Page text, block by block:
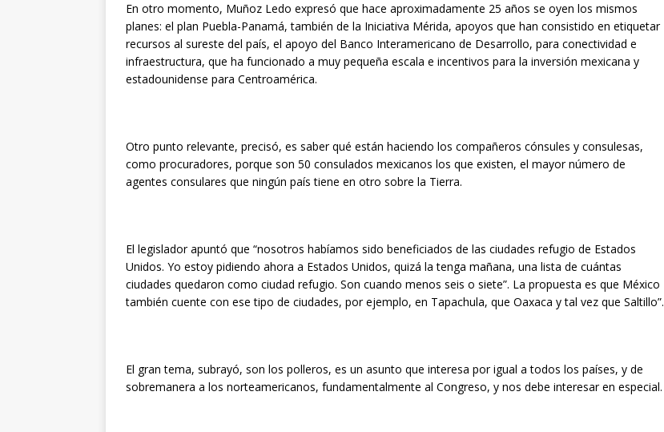
En otro momento, Muñoz Ledo expresó que hace aproximadamente 25 años se oyen los mismos
planes: el plan Puebla-Panamá, también de la Iniciativa Mérida, apoyos que han consistido en etiquetar
recursos al sureste del país, el apoyo del Banco Interamericano de Desarrollo, para conectividad e
infraestructura, que ha funcionado a muy pequeña escala e incentivos para la inversión mexicana y
estadounidense para Centroamérica.
Otro punto relevante, precisó, es saber qué están haciendo los compañeros cónsules y consulesas,
como procuradores, porque son 50 consulados mexicanos los que existen, el mayor número de
agentes consulares que ningún país tiene en otro sobre la Tierra.
El legislador apuntó que “nosotros habíamos sido beneficiados de las ciudades refugio de Estados
Unidos. Yo estoy pidiendo ahora a Estados Unidos, quizá la tenga mañana, una lista de cuántas
ciudades quedaron como ciudad refugio. Son cuando menos seis o siete”. La propuesta es que México
también cuente con ese tipo de ciudades, por ejemplo, en Tapachula, que Oaxaca y tal vez que Saltillo”.
El gran tema, subrayó, son los polleros, es un asunto que interesa por igual a todos los países, y de
sobremanera a los norteamericanos, fundamentalmente al Congreso, y nos debe interesar en especial.